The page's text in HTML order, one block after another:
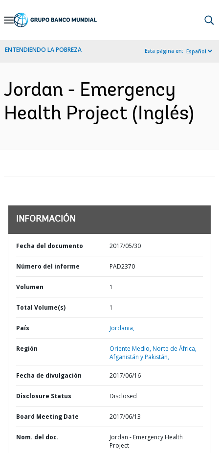
Skip
Navigation
ENTENDIENDO LA POBREZA Esta página en: Español
Jordan - Emergency
Health Project (Inglés)
INFORMACIÓN
Fecha del documento 2017/05/30
Número del informe PAD2370
Volumen 1
Total Volume(s) 1
País Jordania,
Región
Oriente Medio, Norte de África,
Afganistán y Pakistán,
Fecha de divulgación 2017/06/16
Disclosure Status Disclosed
Board Meeting Date 2017/06/13
Nom. del doc.
Jordan - Emergency Health
Project